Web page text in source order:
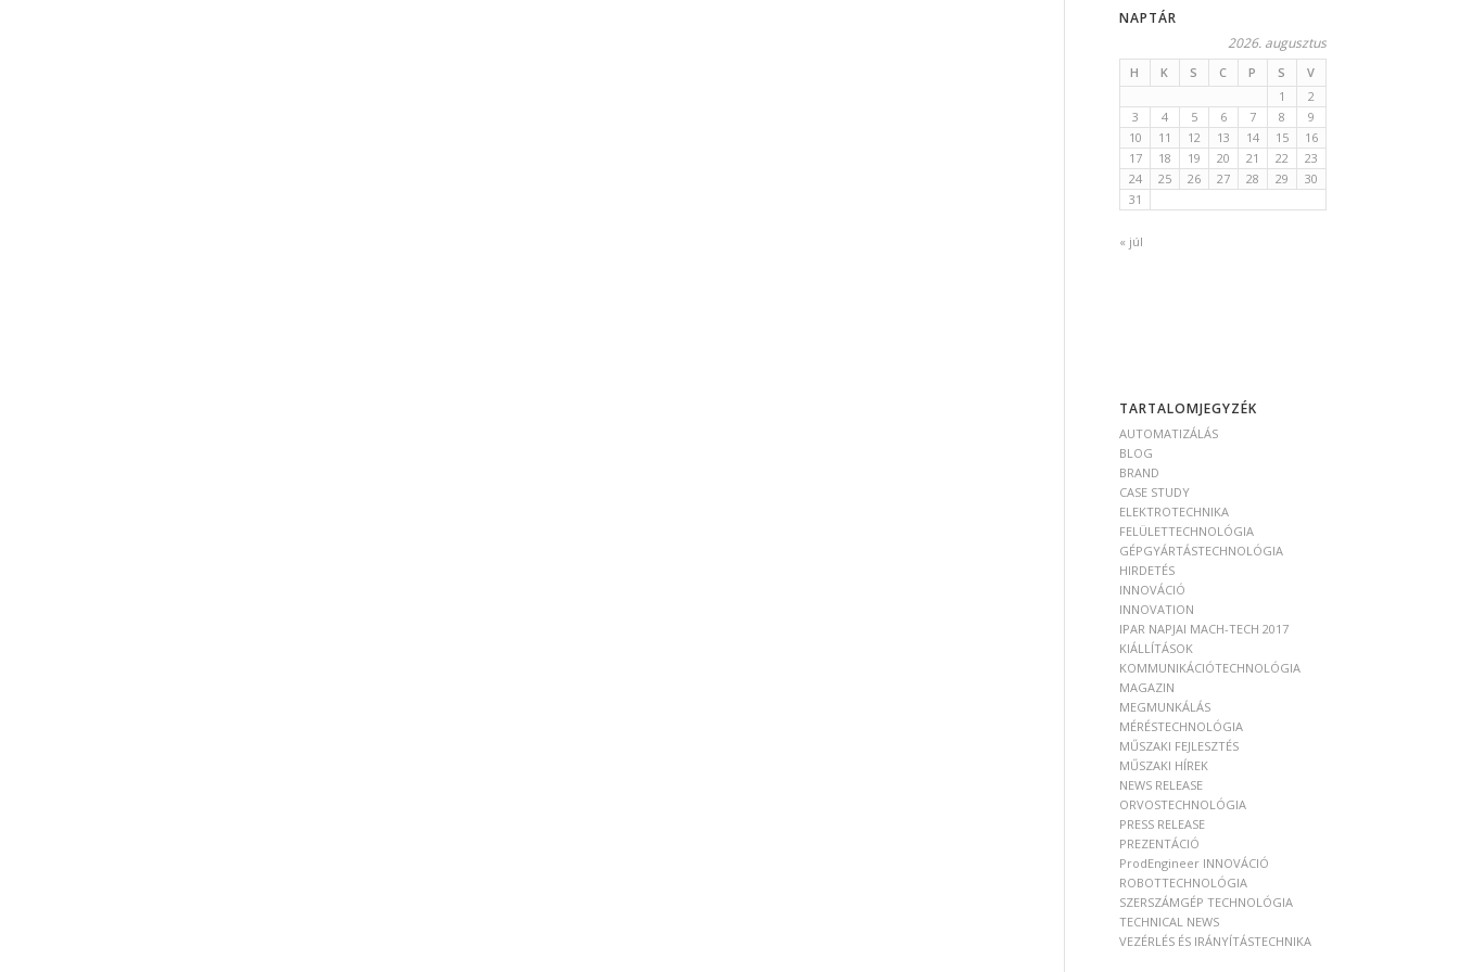
NAPTÁR
2026. augusztus
H K S C P S
V
1
2
3
4 5 6 7 8
9
10
11 12 13 14 15
16
17
18 19 20 21 22
23
24
25 26 27 28 29
30
31
« júl
TARTALOMJEGYZÉK
AUTOMATIZÁLÁS
BLOG
BRAND
CASE STUDY
ELEKTROTECHNIKA
FELÜLETTECHNOLÓGIA
GÉPGYÁRTÁSTECHNOLÓGIA
HIRDETÉS
INNOVÁCIÓ
INNOVATION
IPAR NAPJAI MACH-TECH 2017
KIÁLLÍTÁSOK
KOMMUNIKÁCIÓTECHNOLÓGIA
MAGAZIN
MEGMUNKÁLÁS
MÉRÉSTECHNOLÓGIA
MŰSZAKI FEJLESZTÉS
MŰSZAKI HÍREK
NEWS RELEASE
ORVOSTECHNOLÓGIA
PRESS RELEASE
PREZENTÁCIÓ
ProdEngineer INNOVÁCIÓ
ROBOTTECHNOLÓGIA
SZERSZÁMGÉP TECHNOLÓGIA
TECHNICAL NEWS
VEZÉRLÉS ÉS IRÁNYÍTÁSTECHNIKA